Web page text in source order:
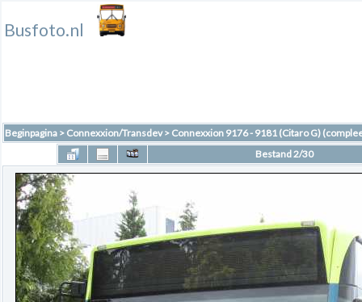
Busfoto.nl
Beginpagina > Connexxion/Transdev> Connexxion 9176 - 9181 (Citaro G)
Bestand 2/30